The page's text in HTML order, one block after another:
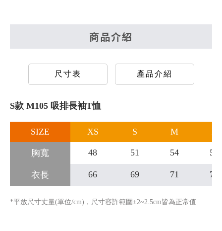
商品介紹
尺寸表 產品介紹
S款 M105 吸排長袖T恤
SIZE XS S M L
胸寬 48 51 54 56
衣長 66 69 71 74
*平放尺寸丈量(單位/cm)，尺寸容許範圍±2~2.5cm皆為正常值